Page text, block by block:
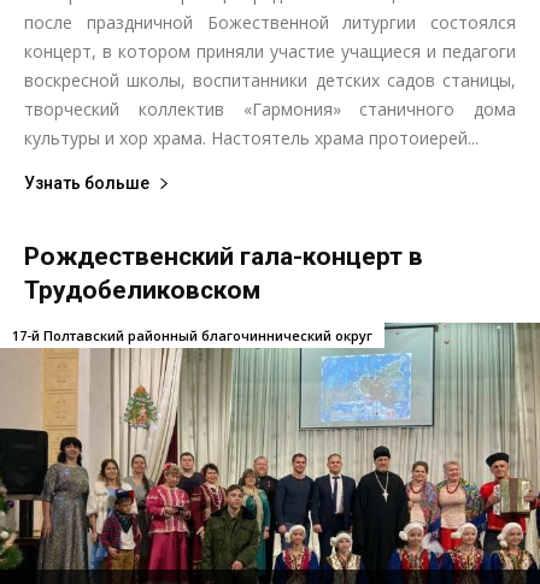
после праздничной Божественной литургии состоялся
концерт, в котором приняли участие учащиеся и педагоги
воскресной школы, воспитанники детских садов станицы,
творческий коллектив «Гармония» станичного дома
культуры и хор храма. Настоятель храма протоиерей...
Узнать больше
Рождественский гала-концерт в
Трудобеликовском
17-й Полтавский районный благочиннический округ